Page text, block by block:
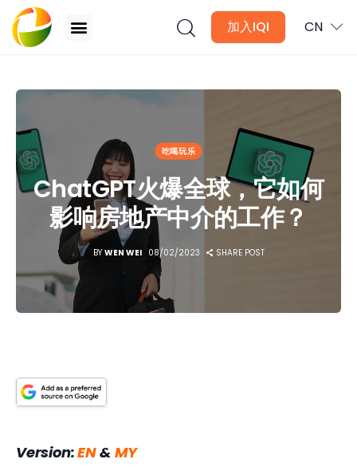
加入IQI CN
月讯
数位媒体
房产入门
全球市场洞察
吃喝玩乐
ChatGPT火爆全球，它如何
影响房地产中介的工作？
BY WEN WEI 08/02/2023 SHARE POST
Version: EN & MY